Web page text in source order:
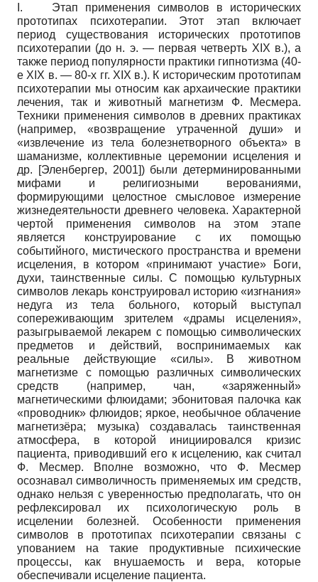
I. Этап применения символов в исторических
прототипах психотерапии. Этот этап включает
период существования исторических прототипов
психотерапии (до н. э. — первая четверть XIX в.), а
также период популярности практики гипнотизма (40-
е XIX в. — 80-х гг. XIX в.). К историческим прототипам
психотерапии мы относим как архаические практики
лечения, так и животный магнетизм Ф. Месмера.
Техники применения символов в древних практиках
(например, «возвращение утраченной души» и
«извлечение из тела болезнетворного объекта» в
шаманизме, коллективные церемонии исцеления и
др. [Эленбергер, 2001]) были детерминированными
мифами и религиозными верованиями,
формирующими целостное смысловое измерение
жизнедеятельности древнего человека. Характерной
чертой применения символов на этом этапе
является конструирование с их помощью
событийного, мистического пространства и времени
исцеления, в котором «принимают участие» Боги,
духи, таинственные силы. С помощью культурных
символов лекарь конструировал историю «изгнания»
недуга из тела больного, который выступал
сопереживающим зрителем «драмы исцеления»,
разыгрываемой лекарем с помощью символических
предметов и действий, воспринимаемых как
реальные действующие «силы». В животном
магнетизме с помощью различных символических
средств (например, чан, «заряженный»
магнетическими флюидами; эбонитовая палочка как
«проводник» флюидов; яркое, необычное облачение
магнетизёра; музыка) создавалась таинственная
атмосфера, в которой инициировался кризис
пациента, приводивший его к исцелению, как считал
Ф. Ме­смер. Вполне возможно, что Ф. Месмер
осознавал символичность применяемых им средств,
однако нельзя с уверенностью предполагать, что он
рефлексировал их психологическую роль в
исцелении болезней. Особенности применения
символов в прототипах психотерапии связаны с
упованием на такие продуктивные психические
процессы, как внушаемость и вера, которые
обеспечивали исцеление пациента.